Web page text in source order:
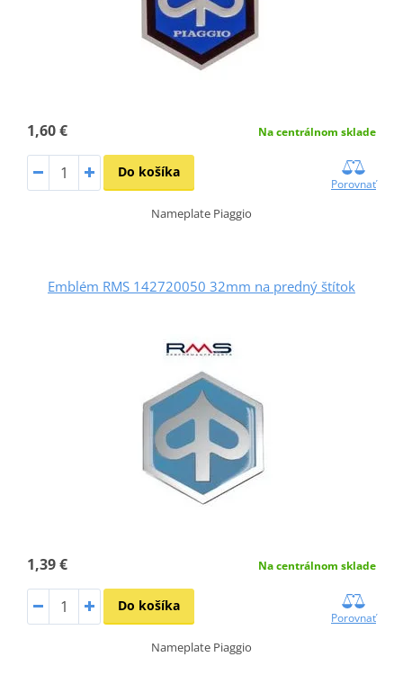
1,60 € Na centrálnom sklade
Do košíka
Porovnať
Nameplate Piaggio
Emblém RMS 142720050 32mm na predný štítok
1,39 € Na centrálnom sklade
Do košíka
Porovnať
Nameplate Piaggio